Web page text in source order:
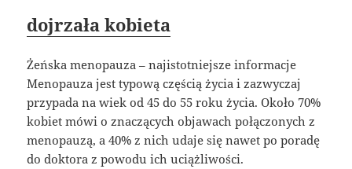
dojrzała kobieta
Żeńska menopauza – najistotniejsze informacje
Menopauza jest typową częścią życia i zazwyczaj
przypada na wiek od 45 do 55 roku życia. Około 70%
kobiet mówi o znaczących objawach połączonych z
menopauzą, a 40% z nich udaje się nawet po poradę
do doktora z powodu ich uciążliwości.